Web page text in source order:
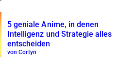
5 geniale Anime, in denen
Intelligenz und Strategie alles
entscheiden
von Cortyn